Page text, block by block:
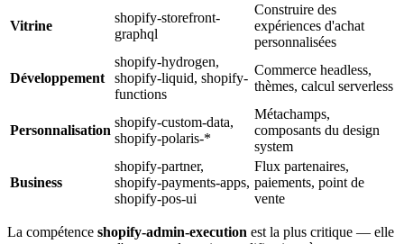
Vitrine
shopify-storefront-
graphql
Construire des
expériences d'achat
personnalisées
Développement
shopify-hydrogen,
shopify-liquid, shopify-
functions
Commerce headless,
thèmes, calcul serverless
Personnalisation
shopify-custom-data,
shopify-polaris-*
Métachamps,
composants du design
system
Business
shopify-partner,
shopify-payments-apps,
shopify-pos-ui
Flux partenaires,
paiements, point de
vente
La compétence shopify-admin-execution est la plus critique — elle